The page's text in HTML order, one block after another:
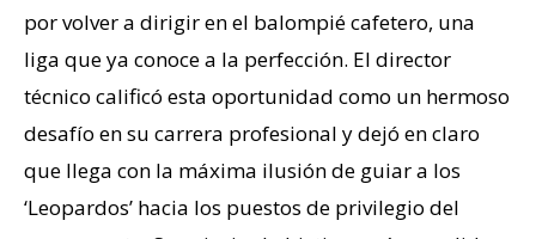
por volver a dirigir en el balompié cafetero, una
liga que ya conoce a la perfección. El director
técnico calificó esta oportunidad como un hermoso
desafío en su carrera profesional y dejó en claro
que llega con la máxima ilusión de guiar a los
‘Leopardos’ hacia los puestos de privilegio del